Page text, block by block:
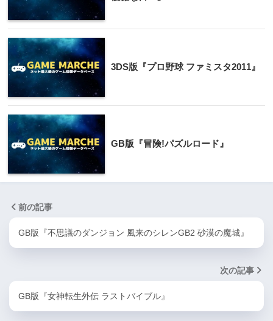
3DS版『プロ野球 ファミスタ2011』
GB版『冒険!パズルロード』
前の記事
GB版『不思議のダンジョン 風来のシレンGB2 砂漠の魔城』
次の記事
GB版『女神転生外伝 ラストバイブル』